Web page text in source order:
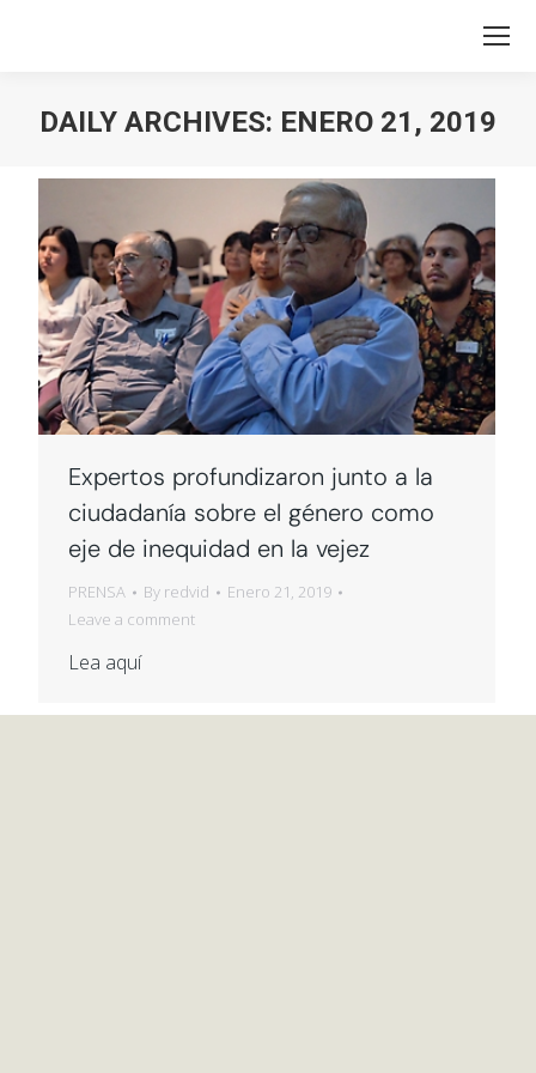
DAILY ARCHIVES: ENERO 21, 2019
Expertos profundizaron junto a la
ciudadanía sobre el género como
eje de inequidad en la vejez
PRENSA By redvid
Enero 21, 2019
Leave a comment
Lea aquí